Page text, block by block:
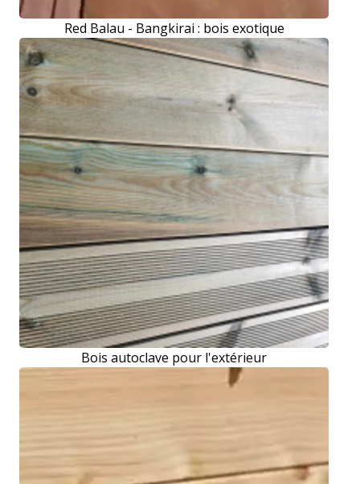
Red Balau - Bangkirai : bois exotique
Bois autoclave pour l'extérieur